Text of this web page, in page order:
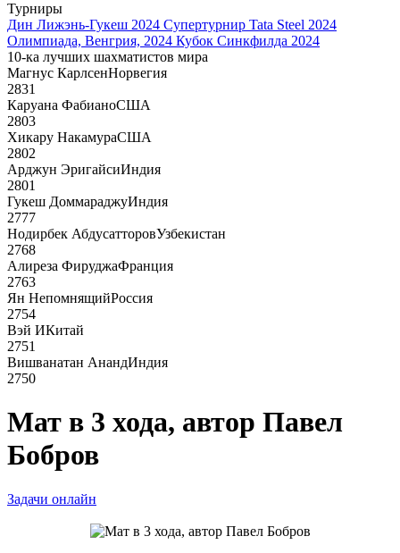
Турниры
Дин Лижэнь-Гукеш 2024 Супертурнир Tata Steel 2024
Олимпиада, Венгрия, 2024 Кубок Синкфилда 2024
10-ка лучших шахматистов мира
Магнус КарлсенНорвегия
2831
Каруана ФабианоСША
2803
Хикару НакамураСША
2802
Арджун ЭригайсиИндия
2801
Гукеш ДоммараджуИндия
2777
Нодирбек АбдусатторовУзбекистан
2768
Алиреза ФируджаФранция
2763
Ян НепомнящийРоссия
2754
Вэй ИКитай
2751
Вишванатан АнандИндия
2750
Мат в 3 хода, автор Павел
Бобров
Задачи онлайн